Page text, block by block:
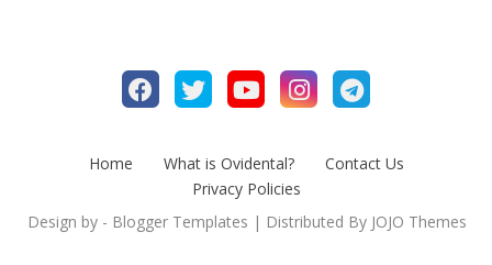
Home What is Ovidental?
Contact Us
Privacy Policies
Design by - Blogger Templates | Distributed By JOJO Themes